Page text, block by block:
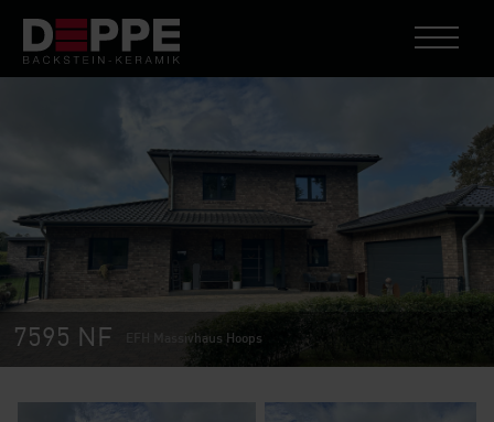
7595 NF EFH Massivhaus Hoops